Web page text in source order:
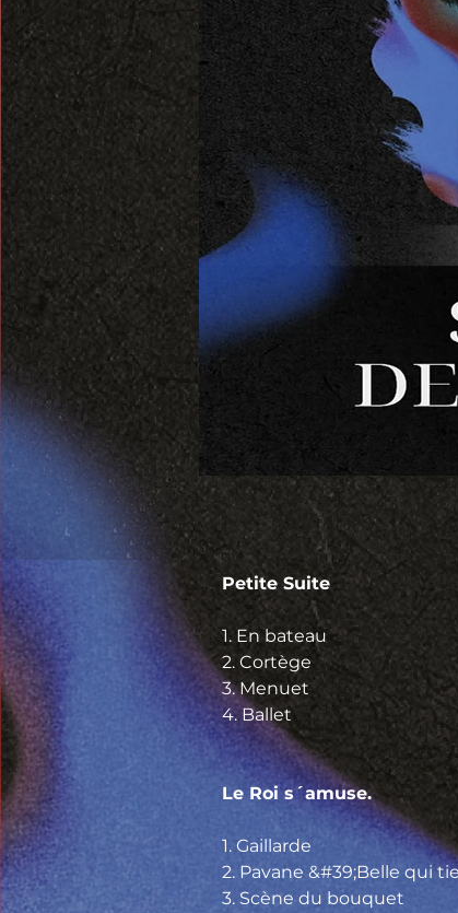
Petite Suite
1. En bateau
2. Cortège
3. Menuet
4. Ballet
Le Roi s´amuse.
1. Gaillarde
2. Pavane &#39;Belle qui
3. Scène du bouquet